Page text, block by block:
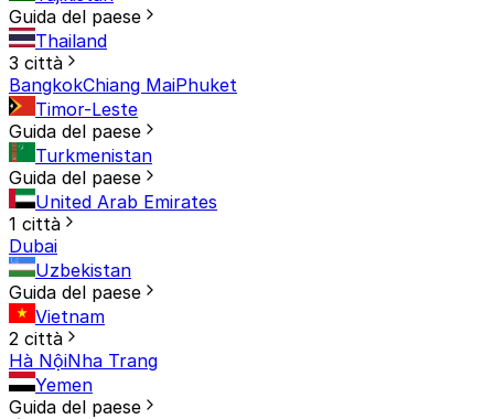
Guida del paese
Thailand
3 città
BangkokChiang MaiPhuket
Timor-Leste
Guida del paese
Turkmenistan
Guida del paese
United Arab Emirates
1 città
Dubai
Uzbekistan
Guida del paese
Vietnam
2 città
Hà NộiNha Trang
Yemen
Guida del paese